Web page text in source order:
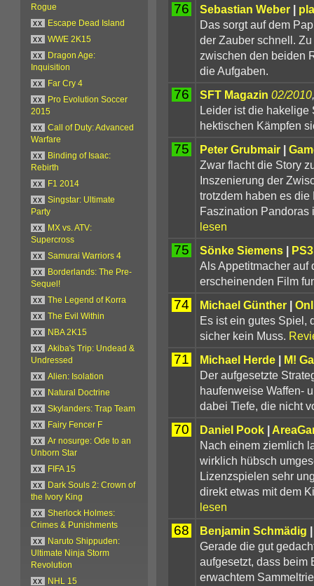
76 Sebastian Weber|
Das sorgt auf dem
der Zauber schnell.
zwischen den beiden
die Aufgaben.
76 SFT Magazin 02/2010
Leider ist die hakelige
hektischen Kämpfen
75 Peter Grubmair|
Zwar flacht die Story
Inszenierung der
trotzdem haben es
Faszination Pandoras
lesen
75 Sönke Siemens|
Als Appetitmacher auf
erscheinenden Film
74 Michael Günther|
Es ist ein gutes Spiel,
sicher kein Muss.
71 Michael Herde| M!
Der aufgesetzte
haufenweise Waffen-
dabei Tiefe, die nicht
70 Daniel Pook|
Nach einem ziemlich
wirklich hübsch
Lizenzspielen sehr
direkt etwas mit dem
lesen
68 Benjamin Schmädig
Gerade die gut
aufgesetzt, dass beim
erwachtem
Rogue
xx
Escape Dead Island
xx
WWE 2K15
xx
Dragon Age:
Inquisition
xx
Far Cry 4
xx
Pro Evolution Soccer
2015
xx
Call of Duty: Advanced
Warfare
xx
Binding of Isaac:
Rebirth
xx
F1 2014
xx
Singstar: Ultimate
Party
xx
MX vs. ATV:
Supercross
xx
Samurai Warriors 4
xx
Borderlands: The Pre-
Sequel!
xx
The Legend of Korra
xx
The Evil Within
xx
NBA 2K15
xx
Akiba's Trip: Undead &
Undressed
xx
Alien: Isolation
xx
Natural Doctrine
xx
Skylanders: Trap Team
xx
Fairy Fencer F
xx
Ar nosurge: Ode to an
Unborn Star
xx
FIFA 15
xx
Dark Souls 2: Crown of
the Ivory King
xx
Sherlock Holmes:
Crimes & Punishments
xx
Naruto Shippuden:
Ultimate Ninja Storm
Revolution
xx
NHL 15